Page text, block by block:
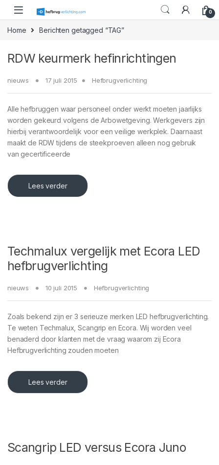
Skip to navigation
Skip to content
0
Home Berichten getagged “TAG”
RDW keurmerk hefinrichtingen
nieuws 17 juli 2015 Hefbrugverlichting
Alle hefbruggen waar personeel onder werkt moeten jaarlijks
worden gekeurd volgens de Arbowetgeving. Werkgevers zijn
hierbij verantwoordelijk voor een veilige werkplek. Daarnaast
maakt de RDW tijdens de steekproeven alleen nog gebruik
van gecertificeerde
Lees verder
Techmalux vergelijk met Ecora LED
hefbrugverlichting
nieuws 10 juli 2015 Hefbrugverlichting
Zoals bekend zijn er 3 serieuze merken LED hefbrugverlichting.
Te weten Techmalux, Scangrip en Ecora. Wij worden veel
benaderd door klanten met de vraag waarom zij Ecora
Hefbrugverlichting zouden moeten
Lees verder
Scangrip LED versus Ecora Juno